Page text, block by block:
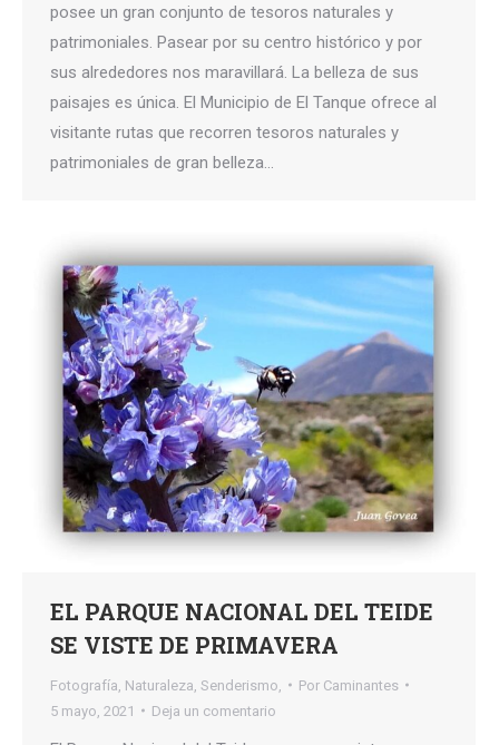
posee un gran conjunto de tesoros naturales y
patrimoniales. Pasear por su centro histórico y por
sus alrededores nos maravillará. La belleza de sus
paisajes es única. El Municipio de El Tanque ofrece al
visitante rutas que recorren tesoros naturales y
patrimoniales de gran belleza…
EL PARQUE NACIONAL DEL TEIDE
SE VISTE DE PRIMAVERA
Fotografía Naturaleza Senderismo, Por Caminantes
5 mayo, 2021
Deja un comentario